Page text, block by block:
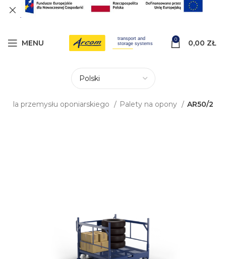
MENU 0 0,00 ZŁ
dla przemysłu oponiarskiego Palety na opony AR50/2